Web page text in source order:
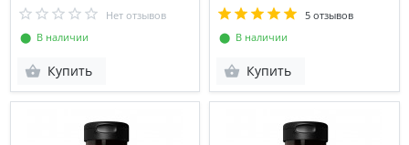
Нет отзывов
⬤ В наличии
Купить
5 отзывов
⬤ В наличии
Купить